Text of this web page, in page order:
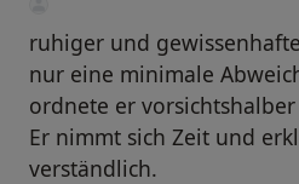
ruhiger und
nur eine minimale
ordnete er
Er nimmt sich Zeit und
verständlich.